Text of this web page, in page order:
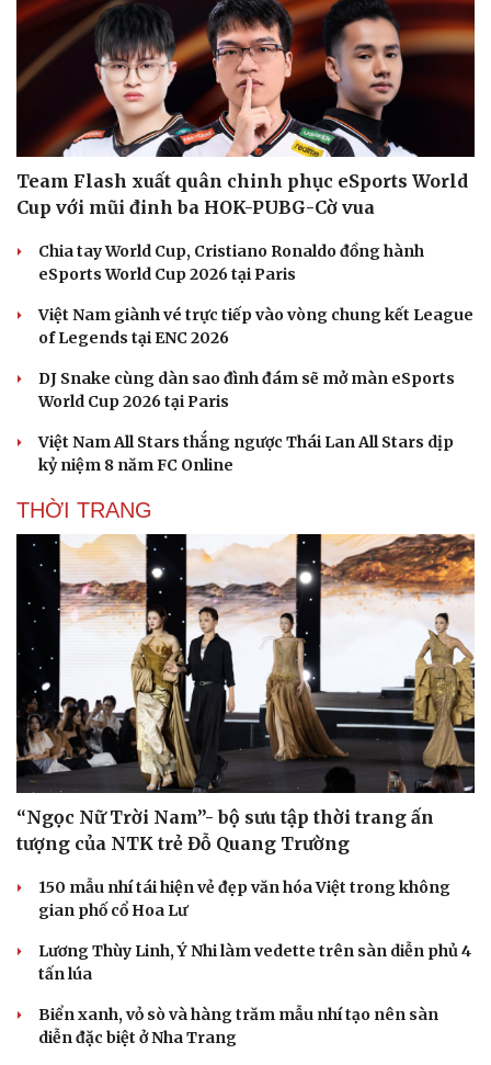
Văn hóa
Sân khấu - Điện ảnh
Văn học
Âm nhạc
Giải trí
Nghệ sĩ
Thời trang
Sao Việt
| SmartAds
ESPORTS
Team Flash xuất quân chinh phục eSports World
Cup với mũi đinh ba HOK-PUBG-Cờ vua
Chia tay World Cup, Cristiano Ronaldo đồng hành
eSports World Cup 2026 tại Paris
Việt Nam giành vé trực tiếp vào vòng chung kết League
of Legends tại ENC 2026
DJ Snake cùng dàn sao đình đám sẽ mở màn eSports
World Cup 2026 tại Paris
Việt Nam All Stars thắng ngược Thái Lan All Stars dịp
kỷ niệm 8 năm FC Online
THỜI TRANG